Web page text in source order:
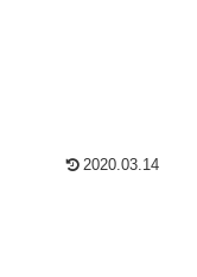
2020.03.14